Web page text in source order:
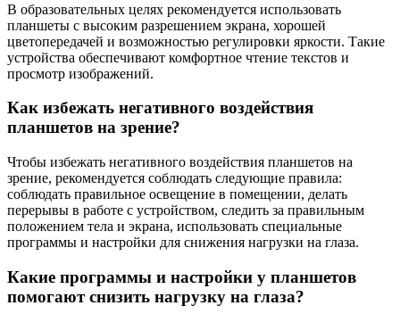
В образовательных целях рекомендуется использовать
планшеты с высоким разрешением экрана, хорошей
цветопередачей и возможностью регулировки яркости. Такие
устройства обеспечивают комфортное чтение текстов и
просмотр изображений.
Как избежать негативного воздействия
планшетов на зрение?
Чтобы избежать негативного воздействия планшетов на
зрение, рекомендуется соблюдать следующие правила:
соблюдать правильное освещение в помещении, делать
перерывы в работе с устройством, следить за правильным
положением тела и экрана, использовать специальные
программы и настройки для снижения нагрузки на глаза.
Какие программы и настройки у планшетов
помогают снизить нагрузку на глаза?